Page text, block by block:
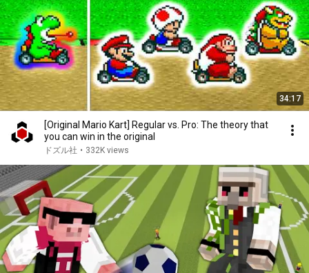
34:17
[Original Mario Kart] Regular vs. Pro: The theory that
you can win in the original
ドズル社 • 332K views